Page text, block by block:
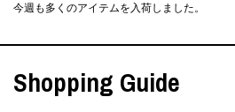
今週も多くのアイテムを入荷しました。
Shopping Guide